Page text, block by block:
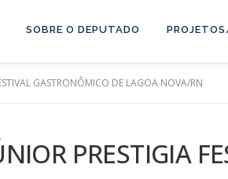
SOBRE O DEPUTADO
GASTRONÔMICO DE LAGOA NOVA/RN
PRESTIGIA